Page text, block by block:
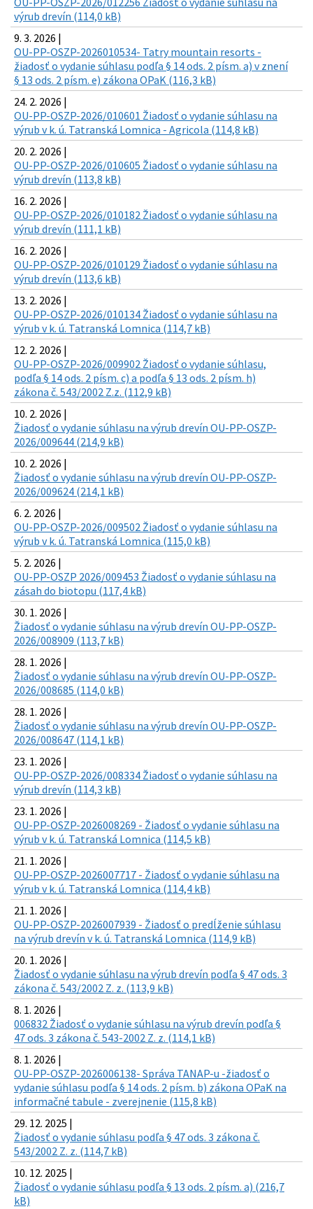
výrub drevín (114,0 kB)
9. 3. 2026 |
OU-PP-OSZP-2026010534- Tatry mountain resorts -
žiadosť o vydanie súhlasu podľa § 14 ods. 2 písm. a) v znení
§ 13 ods. 2 písm. e) zákona OPaK (116,3 kB)
24. 2. 2026 |
OU-PP-OSZP-2026/010601 Žiadosť o vydanie súhlasu na
výrub v k. ú. Tatranská Lomnica - Agricola (114,8 kB)
20. 2. 2026 |
OU-PP-OSZP-2026/010605 Žiadosť o vydanie súhlasu na
výrub drevín (113,8 kB)
16. 2. 2026 |
OU-PP-OSZP-2026/010182 Žiadosť o vydanie súhlasu na
výrub drevín (111,1 kB)
16. 2. 2026 |
OU-PP-OSZP-2026/010129 Žiadosť o vydanie súhlasu na
výrub drevín (113,6 kB)
13. 2. 2026 |
OU-PP-OSZP-2026/010134 Žiadosť o vydanie súhlasu na
výrub v k. ú. Tatranská Lomnica (114,7 kB)
12. 2. 2026 |
OU-PP-OSZP-2026/009902 Žiadosť o vydanie súhlasu,
podľa § 14 ods. 2 písm. c) a podľa § 13 ods. 2 písm. h)
zákona č. 543/2002 Z.z. (112,9 kB)
10. 2. 2026 |
Žiadosť o vydanie súhlasu na výrub drevín OU-PP-OSZP-
2026/009644 (214,9 kB)
10. 2. 2026 |
Žiadosť o vydanie súhlasu na výrub drevín OU-PP-OSZP-
2026/009624 (214,1 kB)
6. 2. 2026 |
OU-PP-OSZP-2026/009502 Žiadosť o vydanie súhlasu na
výrub v k. ú. Tatranská Lomnica (115,0 kB)
5. 2. 2026 |
OU-PP-OSZP 2026/009453 Žiadosť o vydanie súhlasu na
zásah do biotopu (117,4 kB)
30. 1. 2026 |
Žiadosť o vydanie súhlasu na výrub drevín OU-PP-OSZP-
2026/008909 (113,7 kB)
28. 1. 2026 |
Žiadosť o vydanie súhlasu na výrub drevín OU-PP-OSZP-
2026/008685 (114,0 kB)
28. 1. 2026 |
Žiadosť o vydanie súhlasu na výrub drevín OU-PP-OSZP-
2026/008647 (114,1 kB)
23. 1. 2026 |
OU-PP-OSZP-2026/008334 Žiadosť o vydanie súhlasu na
výrub drevín (114,3 kB)
23. 1. 2026 |
OU-PP-OSZP-2026008269 - Žiadosť o vydanie súhlasu na
výrub v k. ú. Tatranská Lomnica (114,5 kB)
21. 1. 2026 |
OU-PP-OSZP-2026007717 - Žiadosť o vydanie súhlasu na
výrub v k. ú. Tatranská Lomnica (114,4 kB)
21. 1. 2026 |
OU-PP-OSZP-2026007939 - Žiadosť o predĺženie súhlasu
na výrub drevín v k. ú. Tatranská Lomnica (114,9 kB)
20. 1. 2026 |
Žiadosť o vydanie súhlasu na výrub drevín podľa § 47 ods. 3
zákona č. 543/2002 Z. z. (113,9 kB)
8. 1. 2026 |
006832 Žiadosť o vydanie súhlasu na výrub drevín podľa §
47 ods. 3 zákona č. 543-2002 Z. z. (114,1 kB)
8. 1. 2026 |
OU-PP-OSZP-2026006138- Správa TANAP-u -žiadosť o
vydanie súhlasu podľa § 14 ods. 2 písm. b) zákona OPaK na
informačné tabule - zverejnenie (115,8 kB)
29. 12. 2025 |
Žiadosť o vydanie súhlasu podľa § 47 ods. 3 zákona č.
543/2002 Z. z. (114,7 kB)
10. 12. 2025 |
Žiadosť o vydanie súhlasu podľa § 13 ods. 2 písm. a) (216,7
kB)